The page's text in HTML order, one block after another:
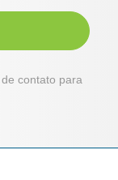
contato para